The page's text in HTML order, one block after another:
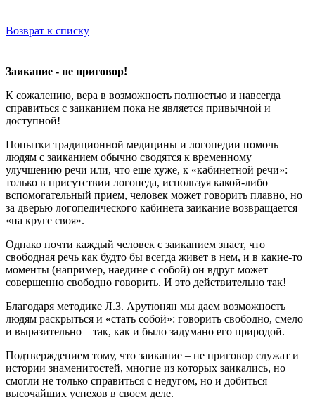
Возврат к списку
Заикание - не приговор!
К сожалению, вера в возможность полностью и навсегда
справиться с заиканием пока не является привычной и
доступной!
Попытки традиционной медицины и логопедии помочь
людям с заиканием обычно сводятся к временному
улучшению речи или, что еще хуже, к «кабинетной речи»:
только в присутствии логопеда, используя какой-либо
вспомогательный прием, человек может говорить плавно, но
за дверью логопедического кабинета заикание возвращается
«на круге своя».
Однако почти каждый человек с заиканием знает, что
свободная речь как будто бы всегда живет в нем, и в какие-то
моменты (например, наедине с собой) он вдруг может
совершенно свободно говорить. И это действительно так!
Благодаря методике Л.З. Арутюнян мы даем возможность
людям раскрыться и «стать собой»: говорить свободно, смело
и выразительно – так, как и было задумано его природой.
Подтверждением тому, что заикание – не приговор служат и
истории знаменитостей, многие из которых заикались, но
смогли не только справиться с недугом, но и добиться
высочайших успехов в своем деле.